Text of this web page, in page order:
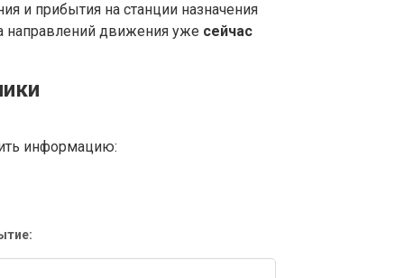
и прибытия на станции назначения
направлений движения уже сейчас
информацию: